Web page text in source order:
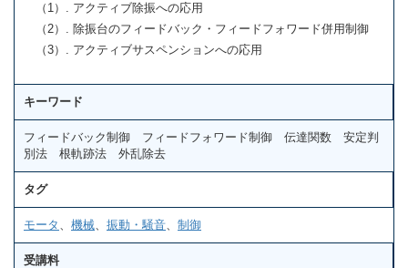
（1）. アクティブ除振への応用
（2）. 除振台のフィードバック・フィードフォワード併用制御
（3）. アクティブサスペンションへの応用
キーワード
フィードバック制御 フィードフォワード制御 伝達関数 安定判
別法 根軌跡法 外乱除去
タグ
モータ 機械 振動・騒音 制御
受講料